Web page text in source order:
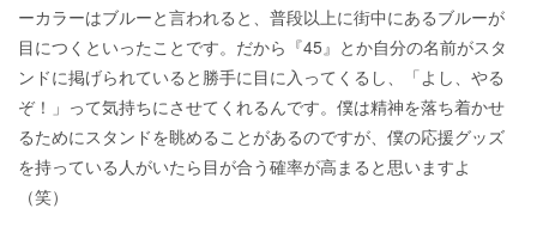
ーカラーはブルーと言われると、普段以上に街中にあるブルーが
目につくといったことです。だから『45』とか自分の名前がスタ
ンドに掲げられていると勝手に目に入ってくるし、「よし、やる
ぞ！」って気持ちにさせてくれるんです。僕は精神を落ち着かせ
るためにスタンドを眺めることがあるのですが、僕の応援グッズ
を持っている人がいたら目が合う確率が高まると思いますよ
（笑）